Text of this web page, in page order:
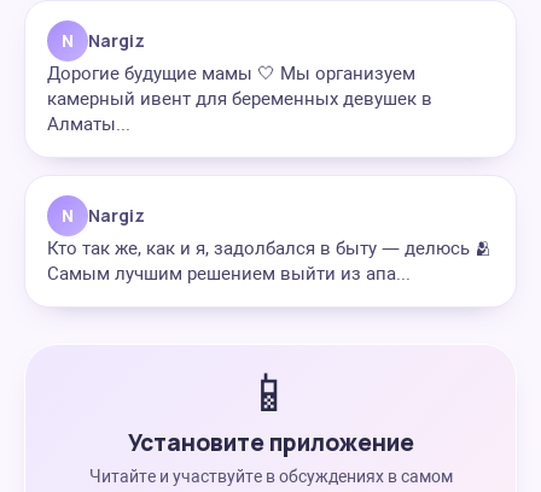
N Nargiz
Дорогие будущие мамы 🤍 Мы организуем
камерный ивент для беременных девушек в
Алматы...
N Nargiz
Кто так же, как и я, задолбался в быту — делюсь 🫂
Самым лучшим решением выйти из апа...
📱
Установите приложение
Читайте и участвуйте в обсуждениях в самом